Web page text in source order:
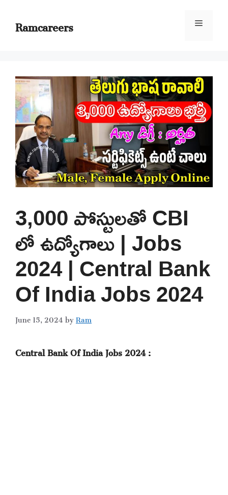
contentRamcareers Menu
3,000 పోస్టులతో CBI
లో ఉద్యోగాలు | Jobs
2024 | Central Bank
Of India Jobs 2024
June 15, 2024byRam
Central Bank Of India Jobs 2024 :